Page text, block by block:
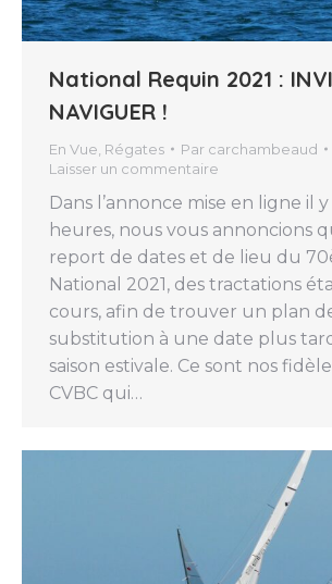
National Requin 2021 :
NAVIGUER !
En Vue Régates Par carchambeaud
Laisser un commentaire
Dans l’annonce mise en ligne il
heures, nous vous annoncions
report de dates et de lieu du
National 2021, des tractations
cours, afin de trouver un plan
substitution à une date plus
saison estivale. Ce sont nos
CVBC qui…